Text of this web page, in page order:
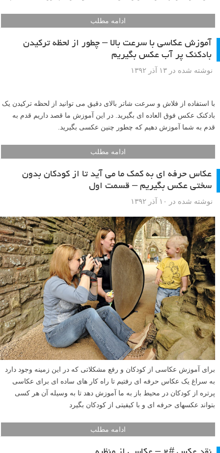
خواهیم داد تا بتوانید عکسهای فوق العاده ای بگیرید. ما نه تنها تنظیمات
مناسب برای عکاسی در شب را به شما خواهیم گفت، بلکه نکاتی راجع به
کنترل کردن رنگها، برنامه ریزی برای عکاسی و… را هم بررسی می کنیم.
ادامه مطلب
آموزش عکاسی با سرعت بالا – چطور از لحظه ترکیدن
بادکنک پر آب عکس بگیریم
نوشته شده در ۱۳ آذر ۱۳۹۲
با استفاده از فلاش و سرعت شاتر بالای دقیق می توانید از لحظه ترکیدن یک
بادکنک عکس فوق العاده ای بگیرید. در این آموزش ما قصد داریم قدم به
قدم به شما آموزش دهیم که چطور چنین عکسی بگیرید.
ادامه مطلب
عکاس حرفه ای به کمک ما می آید تا از کودکان بدون